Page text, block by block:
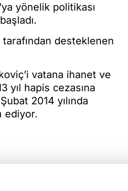
yönelik politikası
tarafından desteklenen
vatana ihanet ve
yıl hapis cezasına
2014 yılında
ediyor.